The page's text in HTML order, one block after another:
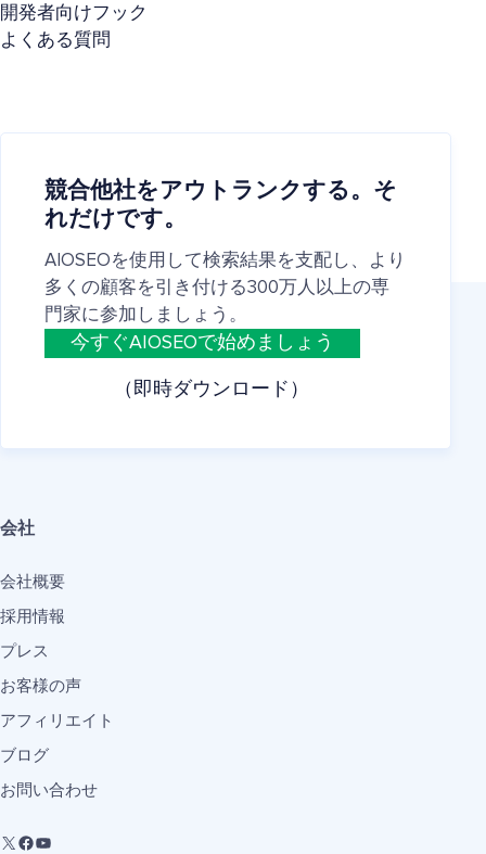
開発者向けフック
よくある質問
競合他社をアウトランクする。そ
れだけです。
AIOSEOを使用して検索結果を支配し、より
多くの顧客を引き付ける300万人以上の専
門家に参加しましょう。
今すぐAIOSEOで始めましょう
（即時ダウンロード）
会社
会社概要
採用情報
プレス
お客様の声
アフィリエイト
ブログ
お問い合わせ